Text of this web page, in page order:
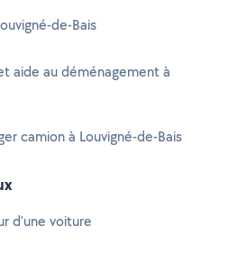
de-Bais
aide au déménagement à
camion à Louvigné-de-Bais
d'une voiture